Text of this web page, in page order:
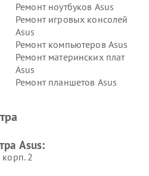
Ремонт ноутбуков Asus
Ремонт игровых консолей
Asus
Ремонт компьютеров Asus
Ремонт материнских плат
Asus
Ремонт планшетов Asus
Asus:
корп. 2